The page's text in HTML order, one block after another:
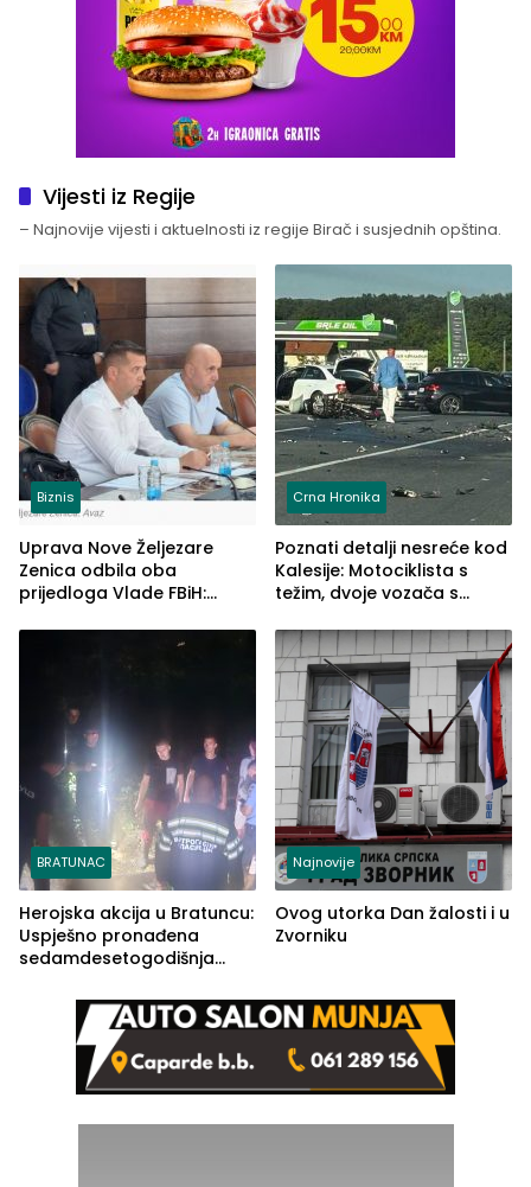
Vijesti iz Regije
– Najnovije vijesti i aktuelnosti iz regije Birač i susjednih opština.
Biznis
Uprava Nove Željezare
Zenica odbila oba
prijedloga Vlade FBiH:
rješenje
Crna Hronika
Poznati detalji nesreće kod
Kalesije: Motociklista s
težim, dvoje vozača s
BRATUNAC
Herojska akcija u Bratuncu:
Uspješno pronađena
sedamdesetogodišnja
Kravice.
Najnovije
Ovog utorka Dan žalosti i u
Zvorniku